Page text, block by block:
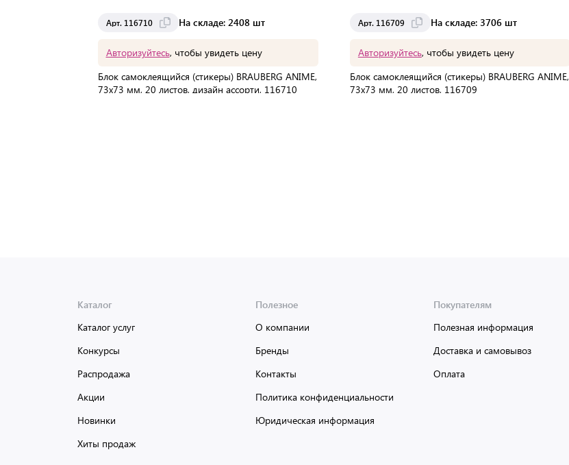
Арт. 116710 На складе: 2408 шт
Авторизуйтесь, чтобы увидеть цену
Блок самоклеящийся (стикеры) BRAUBERG ANIME,
73х73 мм, 20 листов, дизайн ассорти, 116710
Арт. 116709 На складе: 3706 шт
Авторизуйтесь, чтобы увидеть цену
Блок самоклеящийся (стикеры) BRAUBERG ANIME,
73х73 мм, 20 листов, 116709
Каталог
Каталог услуг
Конкурсы
Распродажа
Акции
Новинки
Хиты продаж
Полезное
О компании
Бренды
Контакты
Политика конфиденциальности
Юридическая информация
Покупателям
Полезная информация
Доставка и самовывоз
Оплата